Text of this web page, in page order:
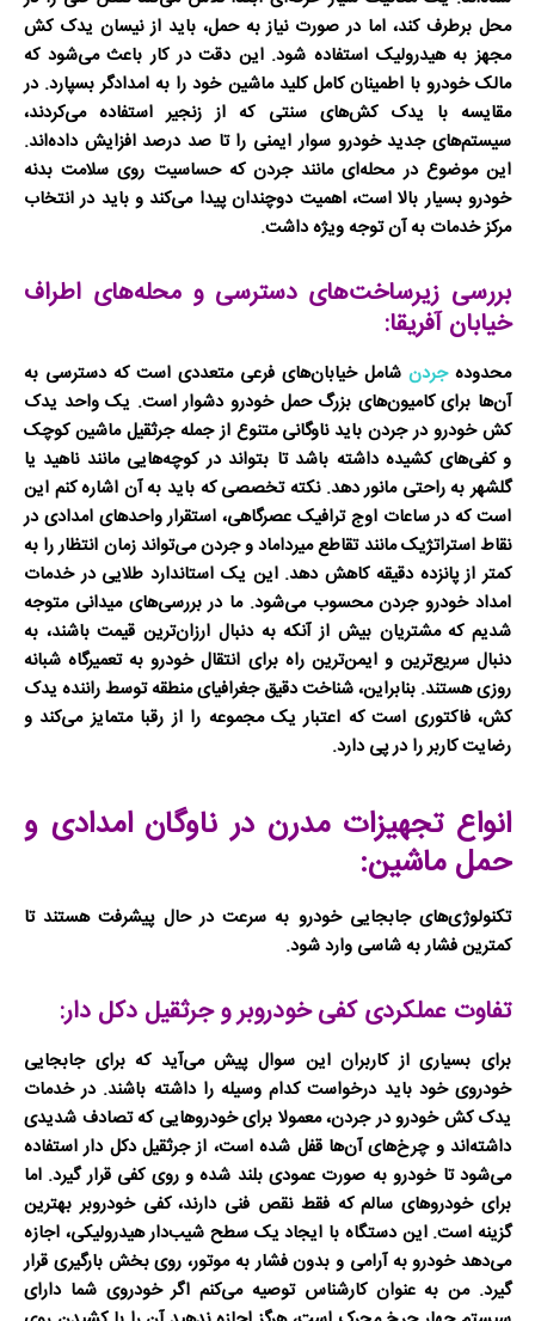
محل برطرف کند، اما در صورت نیاز به حمل، باید ازنیسان یدک کش
مجهز به هیدرولیک استفاده شود. این دقت در کار باعث می‌شود که
مالک خودرو با اطمینان کامل کلید ماشین خود را به امدادگر بسپارد. در
مقایسه با یدک کش‌های سنتی که از زنجیر استفاده می‌کردند،
سیستم‌های جدیدخودرو سوارایمنی را تا صد درصد افزایش داده‌اند.
این موضوع در محله‌ای مانند جردن که حساسیت روی سلامت بدنه
خودرو بسیار بالا است، اهمیت دوچندان پیدا می‌کند و باید در انتخاب
مرکز خدمات به آن توجه ویژه داشت.
بررسی زیرساخت‌های دسترسی و محله‌های اطراف
خیابان آفریقا:
محدودهجردن شامل خیابان‌های فرعی متعددی است که دسترسی به
آن‌ها برای کامیون‌های بزرگ حمل خودرو دشوار است. یک واحد یدک
کش خودرو در جردنباید ناوگانی متنوع از جملهجرثقیل ماشینکوچک
و کفی‌های کشیده داشته باشد تا بتواند در کوچه‌هایی مانند ناهید یا
گلشهر به راحتی مانور دهد. نکته تخصصی که باید به آن اشاره کنم این
است که در ساعات اوج ترافیک عصرگاهی، استقرار واحدهای امدادی در
نقاط استراتژیک مانند تقاطع میرداماد و جردن می‌تواند زمان انتظار را به
کمتر از پانزده دقیقه کاهش دهد. این یک استاندارد طلایی در خدمات
امداد خودرو جردنمحسوب می‌شود. ما در بررسی‌های میدانی متوجه
شدیم که مشتریان بیش از آنکه به دنبال ارزان‌ترین قیمت باشند، به
دنبال سریع‌ترین و ایمن‌ترین راه برای انتقال خودرو بهتعمیرگاه شبانه
روزیهستند. بنابراین، شناخت دقیق جغرافیای منطقه توسط راننده یدک
کش، فاکتوری است که اعتبار یک مجموعه را از رقبا متمایز می‌کند و
رضایت کاربر را در پی دارد.
انواع تجهیزات مدرن در ناوگان امدادی و
حمل ماشین:
تکنولوژی‌های جابجایی خودرو به سرعت در حال پیشرفت هستند تا
کمترین فشار به شاسی وارد شود.
تفاوت عملکردی کفی خودروبر و جرثقیل دکل دار:
برای بسیاری از کاربران این سوال پیش می‌آید که برای جابجایی
خودروی خود باید درخواست کدام وسیله را داشته باشند. در خدمات
یدک کش خودرو در جردن، معمولا برای خودروهایی که تصادف شدیدی
داشته‌اند و چرخ‌های آن‌ها قفل شده است، ازجرثقیل دکل داراستفاده
می‌شود تا خودرو به صورت عمودی بلند شده و روی کفی قرار گیرد. اما
برای خودروهای سالم که فقط نقص فنی دارند،کفی خودروبربهترین
گزینه است. این دستگاه با ایجاد یک سطح شیب‌دار هیدرولیکی، اجازه
می‌دهد خودرو به آرامی و بدون فشار به موتور، روی بخش بارگیری قرار
گیرد. من به عنوان کارشناس توصیه می‌کنم اگر خودروی شما دارای